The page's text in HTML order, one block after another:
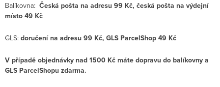
Balíkovna: Česká pošta na adresu 99 Kč, česká pošta na výdejní
místo 49 Kč
GLS: doručení na adresu 99 Kč, GLS ParcelShop 49 Kč
V případě objednávky nad 1500 Kč máte dopravu do balíkovny a
GLS ParcelShopu zdarma.